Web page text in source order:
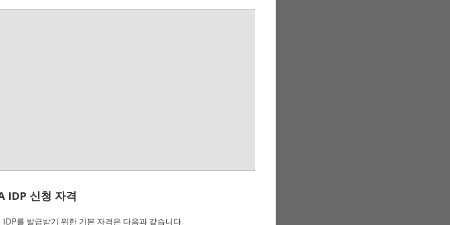
IDP 신청 자격
IDP를 발급받기 위한 기본 자격은 다음과 같습니다.